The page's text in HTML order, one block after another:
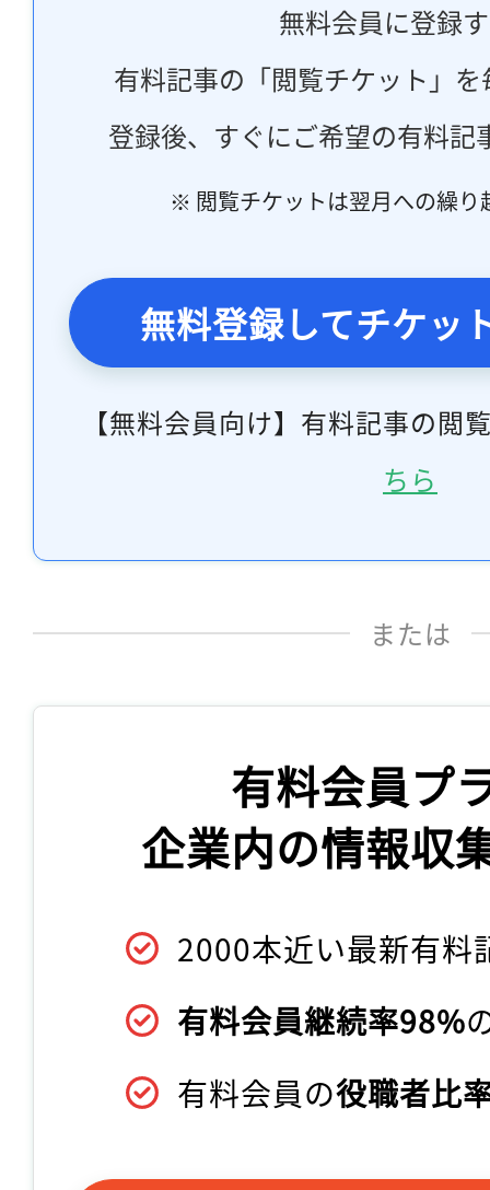
無料会員に登録
有料記事の「閲覧チケット」
登録後、すぐにご希望の有料記
※ 閲覧チケットは翌月への繰り
無料登録してチケッ
【無料会員向け】有料記事の閲
ちら
または
有料会員プ
企業内の情報収
2000本近い最新有料
有料会員継続率98%
有料会員の役職者比